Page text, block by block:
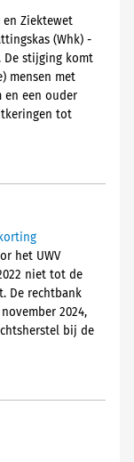
en Ziektewet
(Whk) -
De stijging komt
mensen met
en een ouder
tot
het UWV
niet tot de
De rechtbank
2024,
bij de